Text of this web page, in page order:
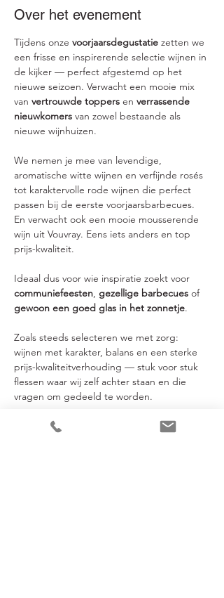
Over het evenement
Tijdens onze voorjaarsdegustatie zetten we
een frisse en inspirerende selectie wijnen in
de kijker — perfect afgestemd op het
nieuwe seizoen. Verwacht een mooie mix
van vertrouwde toppers en verrassende
nieuwkomers van zowel bestaande als
nieuwe wijnhuizen.
We nemen je mee van levendige,
aromatische witte wijnen en verfijnde rosés
tot karaktervolle rode wijnen die perfect
passen bij de eerste voorjaarsbarbecues.
En verwacht ook een mooie mousserende
wijn uit Vouvray. Eens iets anders en top
prijs-kwaliteit.
Ideaal dus voor wie inspiratie zoekt voor
communiefeesten, gezellige barbecues of
gewoon een goed glas in het zonnetje.
Zoals steeds selecteren we met zorg:
wijnen met karakter, balans en een sterke
prijs-kwaliteitverhouding — stuk voor stuk
flessen waar wij zelf achter staan en die
vragen om gedeeld te worden.
En zoals je van ons gewend bent, verlopen